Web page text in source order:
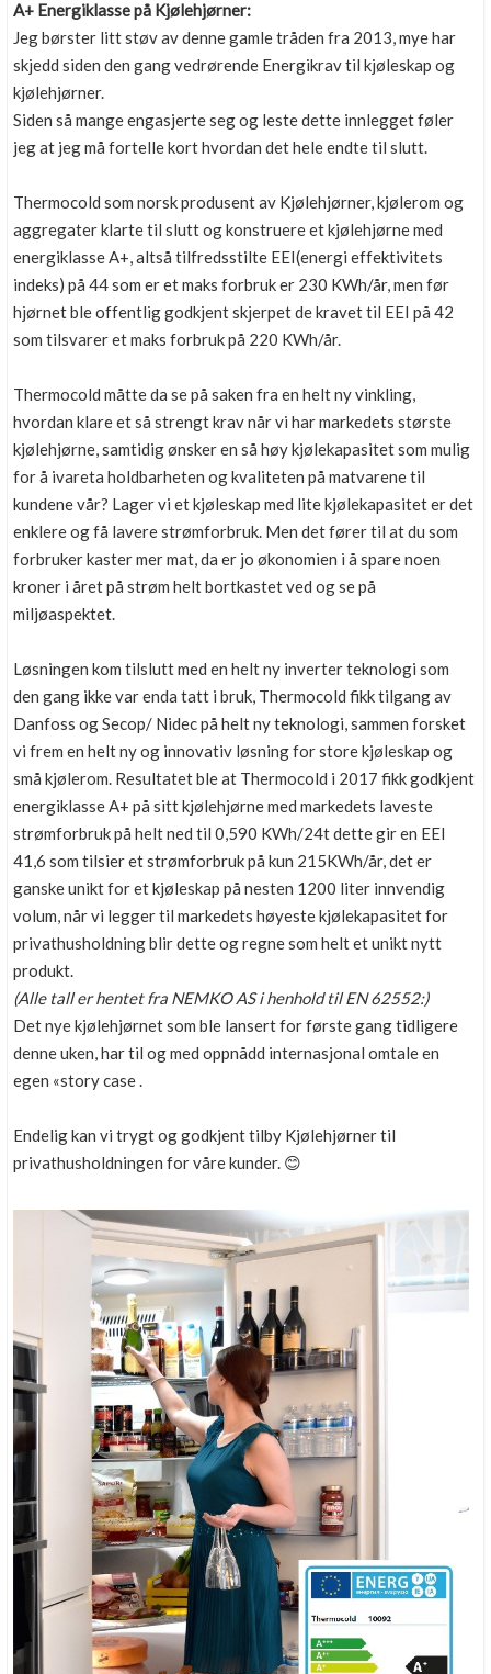
A+ Energiklasse på Kjølehjørner:
Jeg børster litt støv av denne gamle tråden fra 2013, mye har
skjedd siden den gang vedrørende Energikrav til kjøleskap og
kjølehjørner.
Siden så mange engasjerte seg og leste dette innlegget føler
jeg at jeg må fortelle kort hvordan det hele endte til slutt.
Thermocold som norsk produsent av Kjølehjørner, kjølerom og
aggregater klarte til slutt og konstruere et kjølehjørne med
energiklasse A+, altså tilfredsstilte EEI(energi effektivitets
indeks) på 44 som er et maks forbruk er 230 KWh/år, men før
hjørnet ble offentlig godkjent skjerpet de kravet til EEI på 42
som tilsvarer et maks forbruk på 220 KWh/år.
Thermocold måtte da se på saken fra en helt ny vinkling,
hvordan klare et så strengt krav når vi har markedets største
kjølehjørne, samtidig ønsker en så høy kjølekapasitet som mulig
for å ivareta holdbarheten og kvaliteten på matvarene til
kundene vår? Lager vi et kjøleskap med lite kjølekapasitet er det
enklere og få lavere strømforbruk. Men det fører til at du som
forbruker kaster mer mat, da er jo økonomien i å spare noen
kroner i året på strøm helt bortkastet ved og se på
miljøaspektet.
Løsningen kom tilslutt med en helt ny inverter teknologi som
den gang ikke var enda tatt i bruk, Thermocold fikk tilgang av
Danfoss og Secop/ Nidec på helt ny teknologi, sammen forsket
vi frem en helt ny og innovativ løsning for store kjøleskap og
små kjølerom. Resultatet ble at Thermocold i 2017 fikk godkjent
energiklasse A+ på sitt kjølehjørne med markedets laveste
strømforbruk på helt ned til 0,590 KWh/24t dette gir en EEI
41,6 som tilsier et strømforbruk på kun 215KWh/år, det er
ganske unikt for et kjøleskap på nesten 1200 liter innvendig
volum, når vi legger til markedets høyeste kjølekapasitet for
privathusholdning blir dette og regne som helt et unikt nytt
produkt.
(Alle tall er hentet fra NEMKO AS i henhold til EN 62552:)
Det nye kjølehjørnet som ble lansert for første gang tidligere
denne uken, har til og med oppnådd internasjonal omtale en
egen «story case .
Endelig kan vi trygt og godkjent tilby Kjølehjørner til
privathusholdningen for våre kunder. 😊